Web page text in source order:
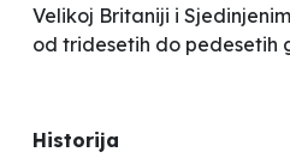
Velikoj Britaniji i
od tridesetih do pedesetih
Historija